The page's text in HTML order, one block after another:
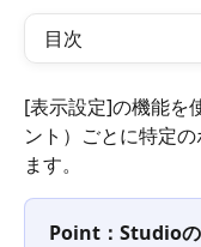
目次
[表示設定]の機能を
ント）ごとに特定
ます。
Point：Studioの